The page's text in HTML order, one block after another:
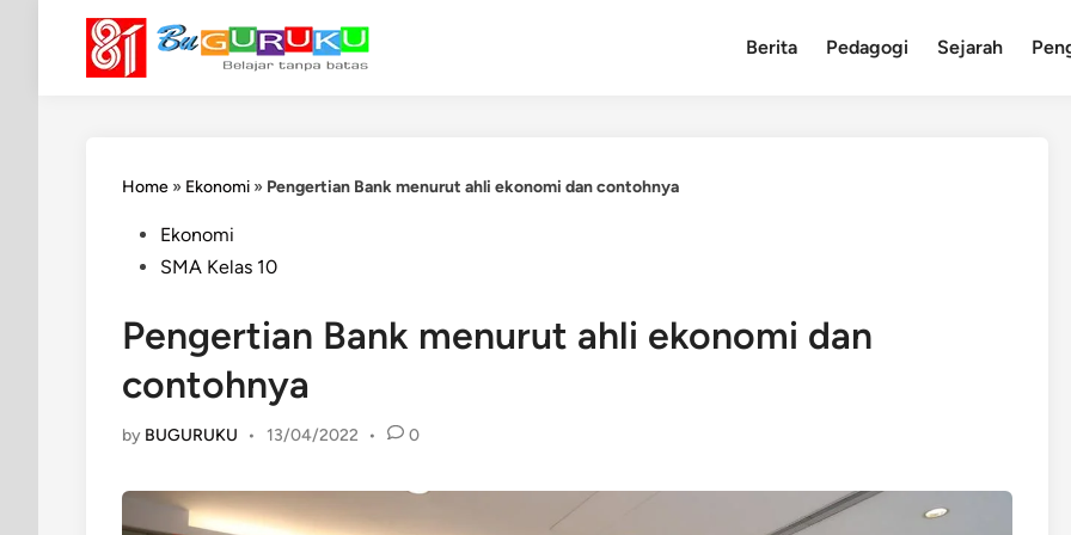
content
Berita Pedagogi Sejarah
Home » Ekonomi » Pengertian Bank menurut ahli ekonomi dan contohnya
PostedEkonomi
SMA Kelas 10
Pengertian Bank menurut ahli ekonomi dan
contohnya
by BUGURUKU • 13/04/2022 • 0